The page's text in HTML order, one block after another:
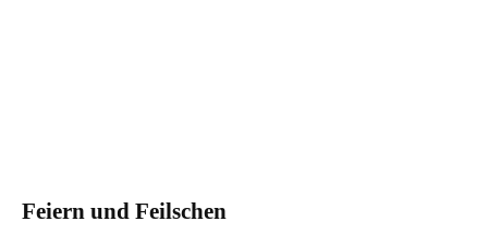
Feiern und Feilschen